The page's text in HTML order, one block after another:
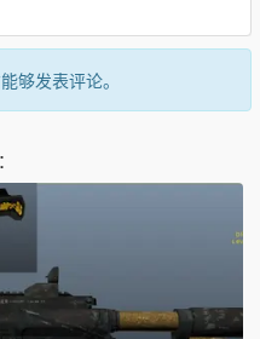
够发表评论。
: